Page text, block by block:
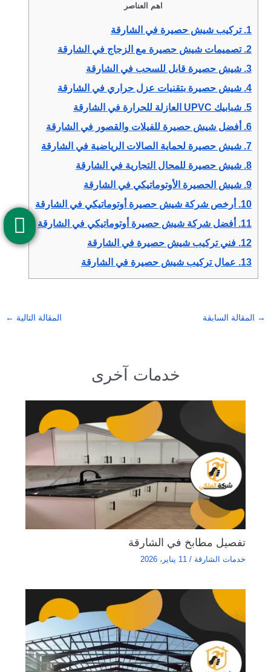
اهم العناصر
1. تركيب شيش حصيرة في الشارقة
2. تصميمات شيش حصيرة مع الزجاج في الشارقة
3. شيش حصيرة قابل للسحب في الشارقة
4. شيش حصيرة بتقنيات عزل حراري في الشارقة
5. شبابيك UPVC العازلة للحرارة في الشارقة
6.
أفضل شيش حصيرة للفيلات والقصور في الشارقة
7. شيش حصيرة لحماية الصالات الرياضية في الشارقة
8. شيش حصيرة للمحال التجارية في الشارقة
9. شيش الحصيرة الأوتوماتيكي في الشارقة
10.
أرخص شركة شيش حصيرة أوتوماتيكي في الشارقة
11.
أفضل شركة شيش حصيرة أوتوماتيكي في الشارقة
12. فني تركيب شيش حصيرة في الشارقة
13. عمال تركيب شيش حصيرة في الشارقة
→ المقالة السابقة المقالة التالية ←
خدمات آخرى
تفصيل مطابخ في الشارقة
خدمات الشارقة / 11 يناير، 2026